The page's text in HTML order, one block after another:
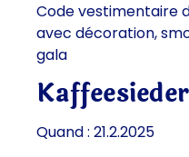
Code vestimentaire
avec décoration,
gala
Quand : 21.2.2025